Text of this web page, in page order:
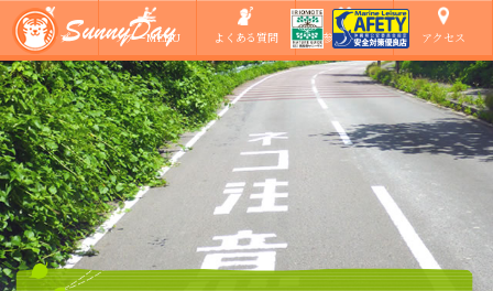
ショップ ツアーMENU よくある質問 ご参加の方へ アクセス